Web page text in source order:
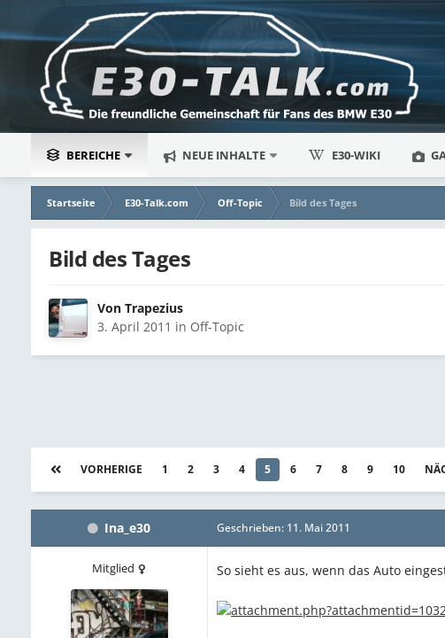
BEREICHE NEUE INHALTE E30-WIKI
Startseite E30-Talk.com Off-Topic Bild des Tages
Bild des Tages
VonTrapezius
3. April 2011 in Off-Topic
VORHERIGE 1 2 3 4 5 6 7 8 9 10
Ina_e30
Mitglied
Geschrieben: 11. Mai 2011
So sieht es aus, wenn das Auto